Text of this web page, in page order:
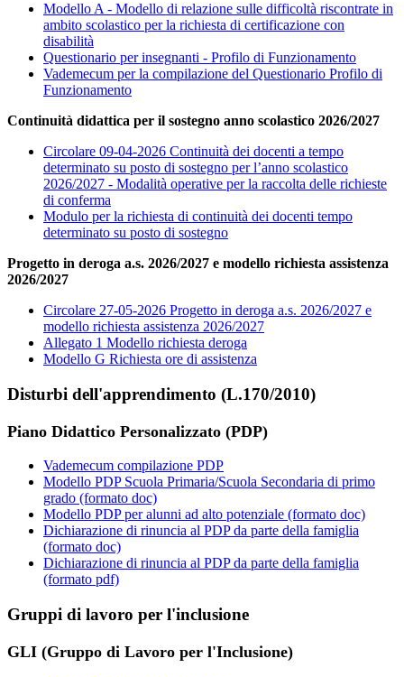
Modello A - Modello di relazione sulle difficoltà riscontrate in
ambito scolastico per la richiesta di certificazione con
disabilità
Questionario per insegnanti - Profilo di Funzionamento
Vademecum per la compilazione del Questionario Profilo di
Funzionamento
Continuità didattica per il sostegno anno scolastico 2026/2027
Circolare 09-04-2026 Continuità dei docenti a tempo
determinato su posto di sostegno per l’anno scolastico
2026/2027 - Modalità operative per la raccolta delle richieste
di conferma
Modulo per la richiesta di continuità dei docenti tempo
determinato su posto di sostegno
Progetto in deroga a.s. 2026/2027 e modello richiesta assistenza
2026/2027
Circolare 27-05-2026 Progetto in deroga a.s. 2026/2027 e
modello richiesta assistenza 2026/2027
Allegato 1 Modello richiesta deroga
Modello G Richiesta ore di assistenza
Disturbi dell'apprendimento (L.170/2010)
Piano Didattico Personalizzato (PDP)
Vademecum compilazione PDP
Modello PDP Scuola Primaria/Scuola Secondaria di primo
grado (formato doc)
Modello PDP per alunni ad alto potenziale (formato doc)
Dichiarazione di rinuncia al PDP da parte della famiglia
(formato doc)
Dichiarazione di rinuncia al PDP da parte della famiglia
(formato pdf)
Gruppi di lavoro per l'inclusione
GLI (Gruppo di Lavoro per l'Inclusione)